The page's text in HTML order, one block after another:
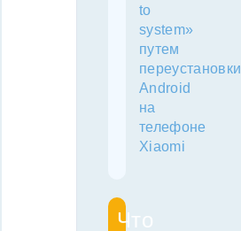
to
system»
путем
переустановки
Android
на
телефоне
Xiaomi
Что